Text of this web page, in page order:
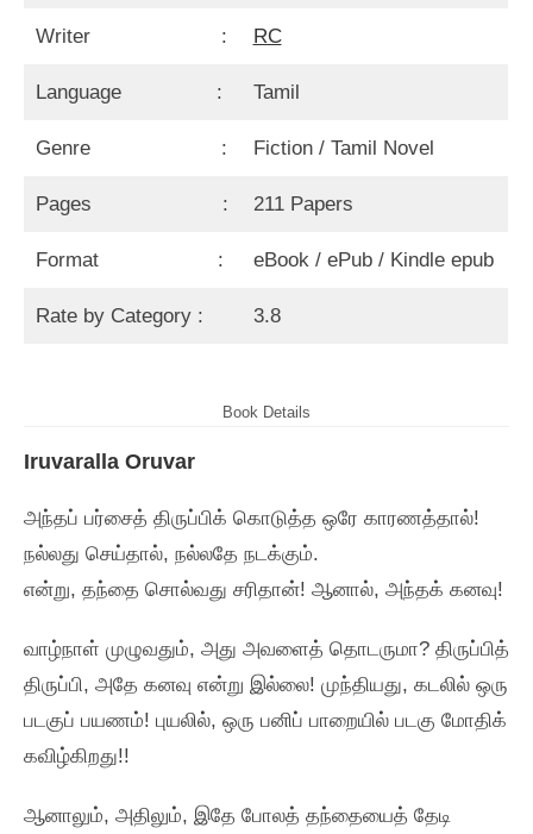
Writer : RC
Language : Tamil
Genre : Fiction / Tamil Novel
Pages : 211 Papers
Format : eBook / ePub / Kindle epub
Rate by Category : 3.8
Book Details
Iruvaralla Oruvar
அந்தப்‌ பர்சைத்‌ திருப்பிக்‌ கொடுத்த ஒரே காரணத்தால்‌!
நல்லது செய்தால்‌, நல்லதே நடக்கும்‌.
என்று, தந்தை சொல்வது சரிதான்‌! ஆனால்‌, அந்தக்‌ கனவு!
வாழ்நாள்‌ முழுவதும்‌, அது அவளைத்‌ தொடருமா? திருப்பித்‌
திருப்பி, அதே கனவு என்று இல்லை! முந்தியது, கடலில்‌ ஒரு
படகுப்‌ பயணம்‌! புயலில்‌, ஒரு பனிப்‌ பாறையில்‌ படகு மோதிக்‌
கவிழ்கிறது!!
ஆனாலும்‌, அதிலும்‌, இதே போலத்‌ தந்தையைத்‌ தேடி